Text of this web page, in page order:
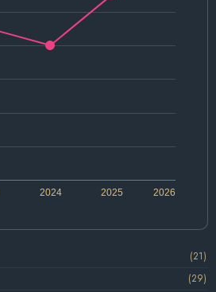
2025
2024 2026
(21)
(29)